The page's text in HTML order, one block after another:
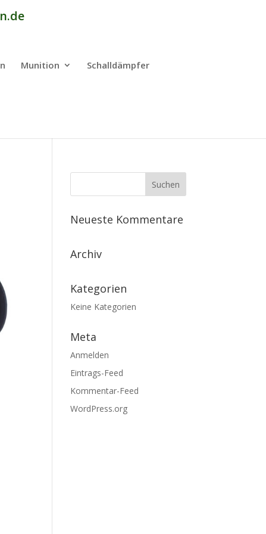
Munition Schalldämpfer
Neueste Kommentare
Archiv
Kategorien
Keine Kategorien
Meta
Anmelden
Eintrags-Feed
Kommentar-Feed
WordPress.org